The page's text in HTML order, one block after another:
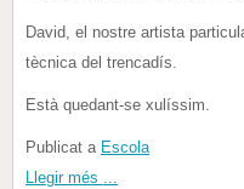
David, el nostre artista
tècnica del trencadís.
Està quedant-se xulíssim.
Publicat a Escola
Llegir més ...